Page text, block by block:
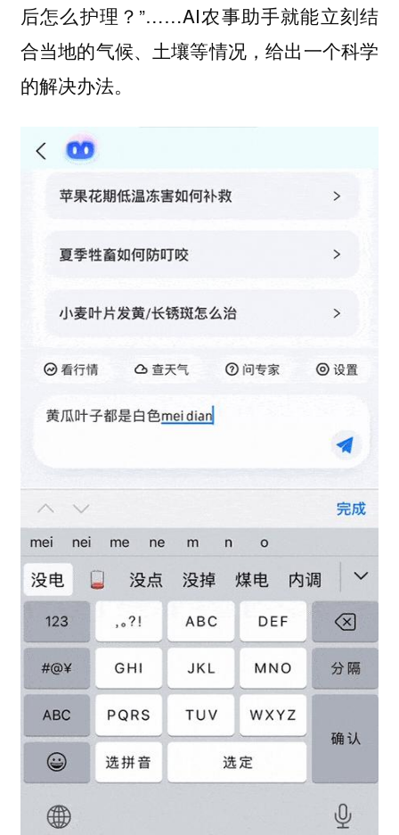
后怎么护理？”……AI农事助手就能立刻结
合当地的气候、土壤等情况，给出一个科学
的解决办法。